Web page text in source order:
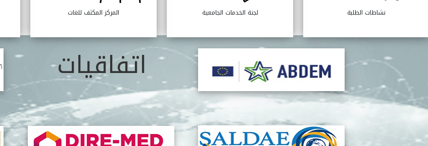
نشاطات الطلبة لجنة الخدمات الجامعية المركز المكثف للغات
اتفاقيات